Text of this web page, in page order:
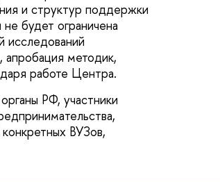
и структур поддержки
будет ограничена
исследований
апробация методик,
работе Центра.
РФ, участники
ВУЗов,